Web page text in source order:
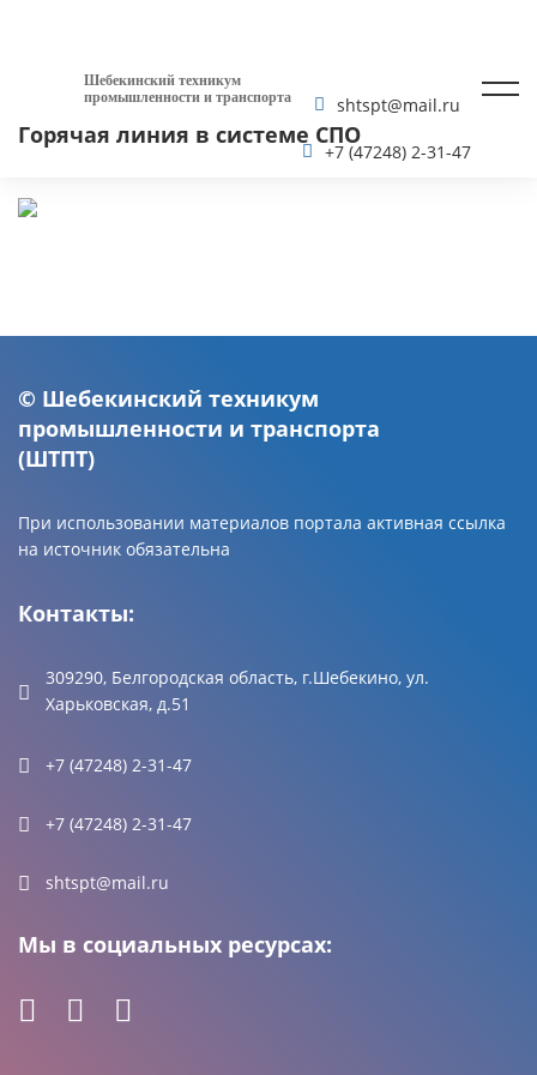
Шебекинский техникум
промышленности и транспорта
shtspt@mail.ru
+7 (47248) 2-31-47
Горячая линия в системе СПО
© Шебекинский техникум
промышленности и транспорта
(ШТПТ)
При использовании материалов портала активная ссылка
на источник обязательна
Контакты:
309290, Белгородская область, г.Шебекино, ул.
Харьковская, д.51
+7 (47248) 2-31-47
+7 (47248) 2-31-47
shtspt@mail.ru
Мы в социальных ресурсах: